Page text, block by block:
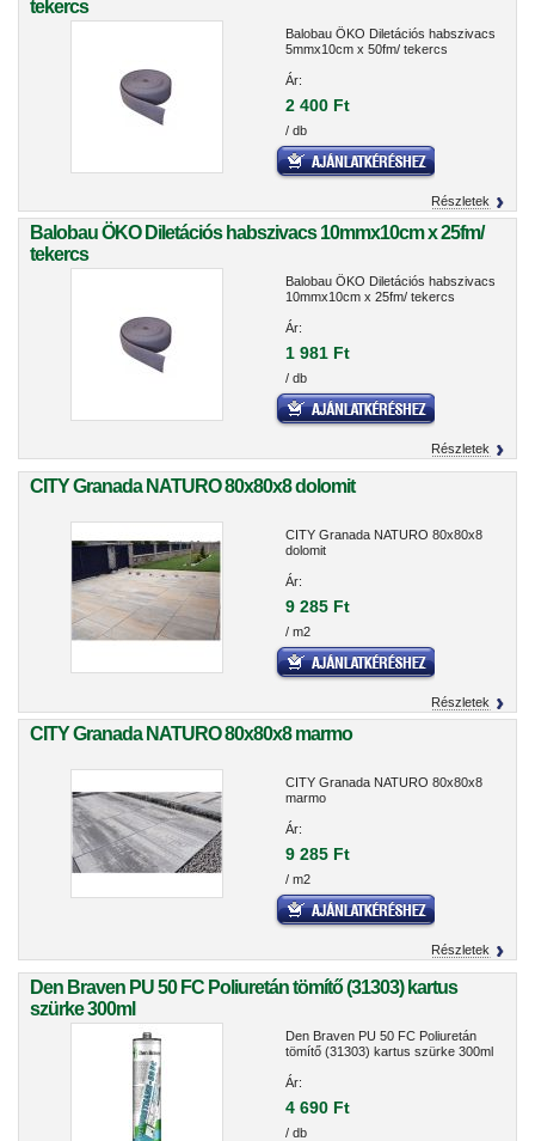
tekercs
Balobau ÖKO Diletációs habszivacs
5mmx10cm x 50fm/ tekercs
Ár:
2 400 Ft
/ db
Részletek
Balobau ÖKO Diletációs habszivacs 10mmx10cm x 25fm/
tekercs
Balobau ÖKO Diletációs habszivacs
10mmx10cm x 25fm/ tekercs
Ár:
1 981 Ft
/ db
Részletek
CITY Granada NATURO 80x80x8 dolomit
CITY Granada NATURO 80x80x8
dolomit
Ár:
9 285 Ft
/ m2
Részletek
CITY Granada NATURO 80x80x8 marmo
CITY Granada NATURO 80x80x8
marmo
Ár:
9 285 Ft
/ m2
Részletek
Den Braven PU 50 FC Poliuretán tömítő (31303) kartus
szürke 300ml
Den Braven PU 50 FC Poliuretán
tömítő (31303) kartus szürke 300ml
Ár:
4 690 Ft
/ db